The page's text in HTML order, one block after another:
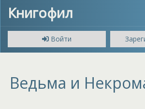
Книгофил
Войти
Ведьма и